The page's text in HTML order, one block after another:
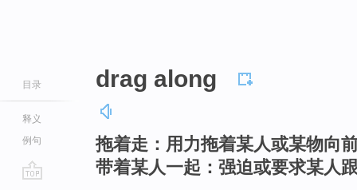
目录
释义
例句
drag along
拖着走：用力拖着某人或某物向
带着某人一起：强迫或要求某人